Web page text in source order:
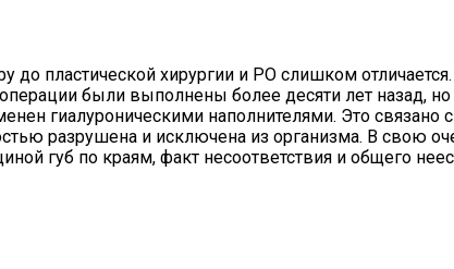
до пластической хирургии и PO слишком
были выполнены более десяти лет назад, но
гиалуроническими наполнителями. Это связано
разрушена и исключена из организма. В свою
губ по краям, факт несоответствия и общего